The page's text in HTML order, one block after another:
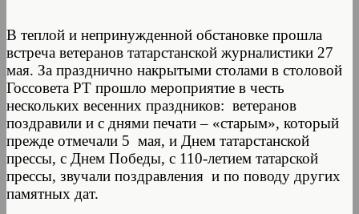
В теплой и непринужденной обстановке прошла
встреча ветеранов татарстанской журналистики 27
мая. За празднично накрытыми столами в столовой
Госсовета РТ прошло мероприятие в честь
нескольких весенних праздников: ветеранов
поздравили и с днями печати – «старым», который
прежде отмечали 5 мая, и Днем татарстанской
прессы, с Днем Победы, с 110-летием татарской
прессы, звучали поздравления и по поводу других
памятных дат.